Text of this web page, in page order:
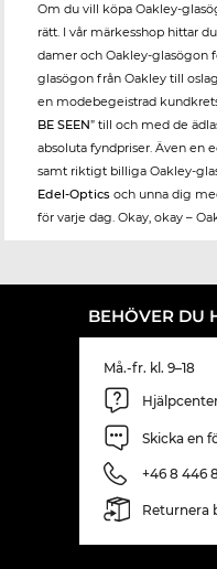
Om du vill köpa Oakley-
rätt. I vår märkesshop hittar
damer och Oakley-glasögon
glasögon från Oakley till
en modebegeistrad
BE SEEN” till och med de
absoluta fyndpriser. Även en
samt riktigt billiga Oakley-
Edel-Optics och unna dig
för varje dag. Okay, okay –
BEHÖVER DU
Må.-fr. kl. 9–18
Skicka en
+46 8 446
Returnera